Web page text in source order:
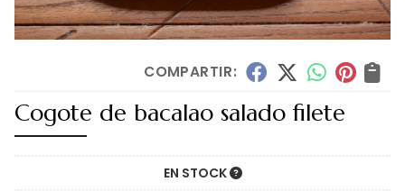
COMPARTIR:
Cogote de bacalao salado filete
EN STOCK